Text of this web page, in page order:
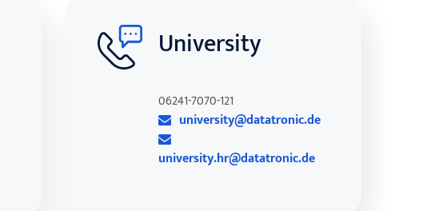
University
06241-7070-121
university@datatronic.de
university.hr@datatronic.de